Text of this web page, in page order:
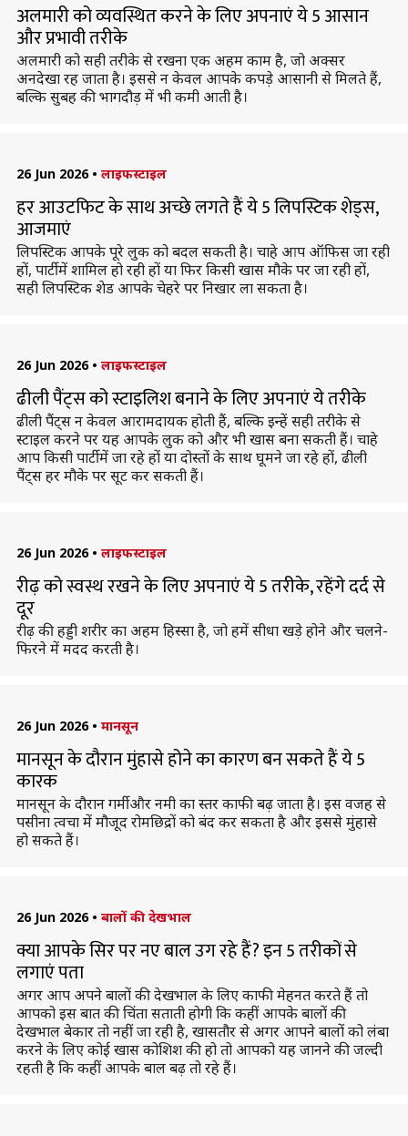
अलमारी को व्यवस्थित करने के लिए अपनाएं ये 5 आसान
और प्रभावी तरीके
अलमारी को सही तरीके से रखना एक अहम काम है, जो अक्सर
अनदेखा रह जाता है। इससे न केवल आपके कपड़े आसानी से मिलते हैं,
बल्कि सुबह की भागदौड़ में भी कमी आती है।
26 Jun 2026 • लाइफस्टाइल
हर आउटफिट के साथ अच्छे लगते हैं ये 5 लिपस्टिक शेड्स,
आजमाएं
लिपस्टिक आपके पूरे लुक को बदल सकती है। चाहे आप ऑफिस जा रही
हों, पार्टी में शामिल हो रही हों या फिर किसी खास मौके पर जा रही हों,
सही लिपस्टिक शेड आपके चेहरे पर निखार ला सकता है।
26 Jun 2026 • लाइफस्टाइल
ढीली पैंट्स को स्टाइलिश बनाने के लिए अपनाएं ये तरीके
ढीली पैंट्स न केवल आरामदायक होती हैं, बल्कि इन्हें सही तरीके से
स्टाइल करने पर यह आपके लुक को और भी खास बना सकती हैं। चाहे
आप किसी पार्टी में जा रहे हों या दोस्तों के साथ घूमने जा रहे हों, ढीली
पैंट्स हर मौके पर सूट कर सकती हैं।
26 Jun 2026 • लाइफस्टाइल
रीढ़ को स्वस्थ रखने के लिए अपनाएं ये 5 तरीके, रहेंगे दर्द से
दूर
रीढ़ की हड्डी शरीर का अहम हिस्सा है, जो हमें सीधा खड़े होने और चलने-
फिरने में मदद करती है।
26 Jun 2026 • मानसून
मानसून के दौरान मुंहासे होने का कारण बन सकते हैं ये 5
कारक
मानसून के दौरान गर्मी और नमी का स्तर काफी बढ़ जाता है। इस वजह से
पसीना त्वचा में मौजूद रोमछिद्रों को बंद कर सकता है और इससे मुंहासे
हो सकते हैं।
26 Jun 2026 • बालों की देखभाल
क्या आपके सिर पर नए बाल उग रहे हैं? इन 5 तरीकों से
लगाएं पता
अगर आप अपने बालों की देखभाल के लिए काफी मेहनत करते हैं तो
आपको इस बात की चिंता सताती होगी कि कहीं आपके बालों की
देखभाल बेकार तो नहीं जा रही है, खासतौर से अगर आपने बालों को लंबा
करने के लिए कोई खास कोशिश की हो तो आपको यह जानने की जल्दी
रहती है कि कहीं आपके बाल बढ़ तो रहे हैं।